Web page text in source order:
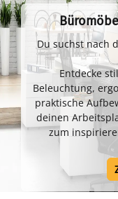
Du suchst nach
Entdecke
Beleuchtung,
praktische
deinen
zum